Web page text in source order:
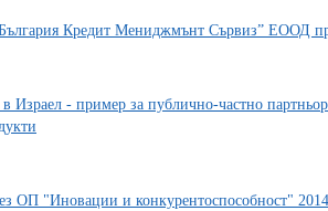
Кредит Мениджмънт Сървиз” ЕООД
Израел - пример за публично-частно
ОП "Иновации и конкурентоспособност"